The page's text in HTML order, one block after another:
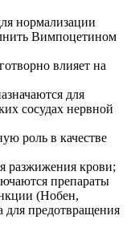
нормализации
Вимпоцетином
влияет на
для
сосудах нервной
роль в качестве
разжижения крови;
препараты
(Нобен,
для предотвращения